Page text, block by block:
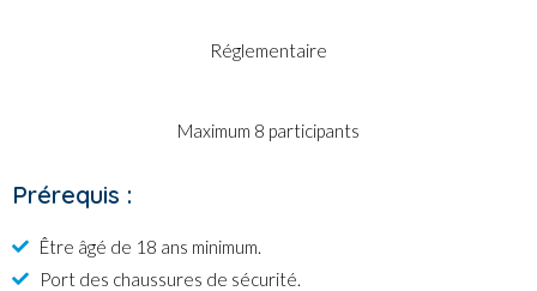
Réglementaire
Maximum 8 participants
Prérequis :
Être âgé de 18 ans minimum.
Port des chaussures de sécurité.